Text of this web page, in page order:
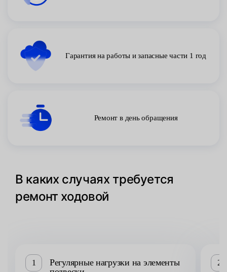
Гарантия на работы и запасные части 1 год
Ремонт в день обращения
В каких случаях требуется
ремонт ходовой
1
Регулярные нагрузки на элементы
2